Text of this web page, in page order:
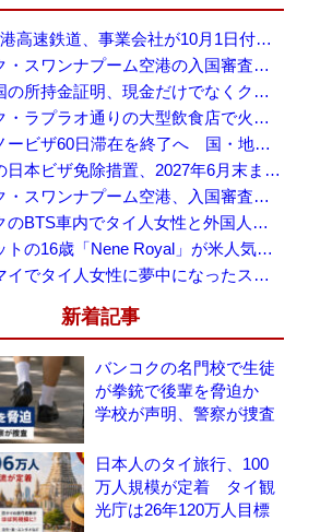
タイ3空港高速鉄道、事業会社が10月1日付の契約終了を通知 「現時点での撤退決定ではない」
バンコク・スワンナプーム空港の入国審査に長蛇の列、SNSで「3～4時間待ち」との投稿が拡散
タイ入国の所持金証明、現金だけでなくクレジットカードや銀行明細も提示可能
バンコク・ラプラオ通りの大型飲食店で火災、27人死亡・多数負傷
タイ、ノービザ60日滞在を終了へ 国・地域別に30日・15日へ再編
タイ人の日本ビザ免除措置、2027年6月末まで延長 不安広がる中でひとまず安堵
バンコク・スワンナプーム空港、入国審査で2～3時間待ちの時間帯も 審査厳格化と人員不足が影響か
バンコクのBTS車内でタイ人女性と外国人学生グループが口論、騒音めぐる動画が拡散
プーケットの16歳「Nene Royal」が米人気番組で圧巻の演奏、審査員4人全員が「Yes」
チェンマイでタイ人女性に夢中になったスウェーデン人男性、全財産を失い捨てられる
新着記事
バンコクの名門校で生徒
が拳銃で後輩を脅迫か
学校が声明、警察が捜査
日本人のタイ旅行、100
万人規模が定着 タイ観
光庁は26年120万人目標